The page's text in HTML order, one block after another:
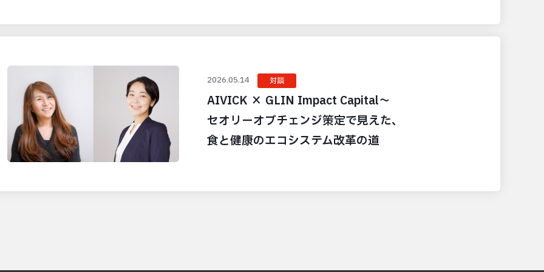
2026.05.14 対談
AIVICK × GLIN Impact Capital〜
セオリーオブチェンジ策定で見えた、
食と健康のエコシステム改革の道